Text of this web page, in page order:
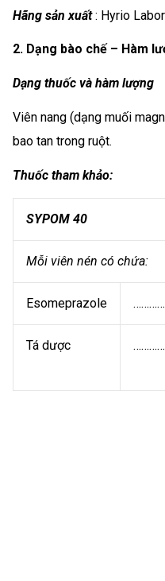
Hãng sản xuất: Hyrio
2. Dạng bào chế – Hàm
Dạng thuốc và hàm lượng
Viên nang (dạng muối
bao tan trong ruột.
Thuốc tham khảo:
SYPOM 40
Mỗi viên nén có chứa:
Esomeprazole
Tá dược